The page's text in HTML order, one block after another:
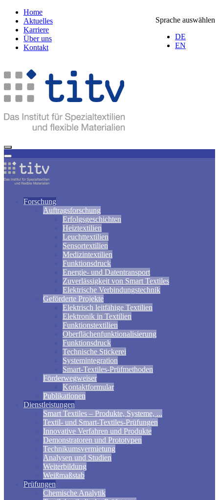
Sprache auswählen
DE
EN
Home
Aktuelles
Karriere
Über uns
Kontakt
Forschung
Auftragsforschung
Erfolgsgeschichten
Heiztextilien
Leuchttextilien
Sensortextilien
Medizintextilien
Funktionsdruck
Energie- und Datentransport
Zuverlässigkeit von Smart Textiles
Elektrische Verbindungstechnik
Geförderte Projekte
Elektrisch leitfähige Textilien
Elektronik in Textilien
Funktionstextilien
Oberflächenfunktionalisierung
Funktionsdruck
Technische Stickerei
Systemintegration
Smart-Textiles-Prüfmethoden
Förderwegweiser
Kontaktformular
Publikationen
Dienstleistungen
Smart Textiles – Produkte, Systeme, ...
Textil- und Smart-Textiles-Prüfungen
Innovative Verfahren und Produkte
Demonstratoren und Prototypen
Technikumsvermietung
Analysen und Studien
Weiterbildung
Weißmaßstab
Prüfungen
Chemische Analytik